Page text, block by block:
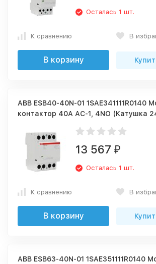
Осталась 1 шт.
К сравнению В
В корзину
ABB ESB40-40N-01 1SAE341111R0140
контактор 40А АС-1, 4NO (Катушка
13 567 ₽
Осталась 1 шт.
К сравнению В
В корзину
ABB ESB63-40N-01 1SAE351111R0140